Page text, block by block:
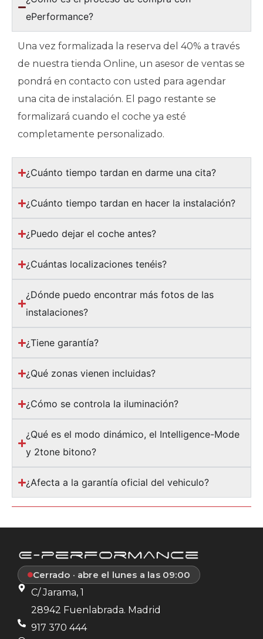
ePerformance?
Una vez formalizada la reserva del 40% a través
de nuestra tienda Online, un asesor de ventas se
pondrá en contacto con usted para agendar
una cita de instalación. El pago restante se
formalizará cuando el coche ya esté
completamente personalizado.
¿Cuánto tiempo tardan en darme una cita?
¿Cuánto tiempo tardan en hacer la instalación?
¿Puedo dejar el coche antes?
¿Cuántas localizaciones tenéis?
¿Dónde puedo encontrar más fotos de las
instalaciones?
¿Tiene garantía?
¿Qué zonas vienen incluidas?
¿Cómo se controla la iluminación?
¿Qué es el modo dinámico, el Intelligence-Mode
y 2tone bitono?
¿Afecta a la garantía oficial del vehiculo?
Cerrado · abre el lunes a las 09:00
C/ Jarama, 1
28942 Fuenlabrada. Madrid
917 370 444